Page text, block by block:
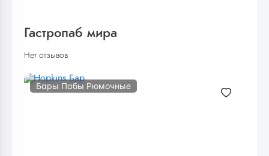
Гастропаб мира
Нет отзывов
Бары Пабы Рюмочные